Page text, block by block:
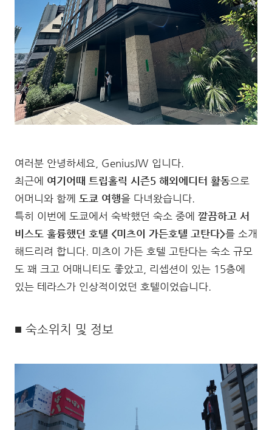
여러분 안녕하세요, GeniusJW 입니다.
최근에 여기어때 트립홀릭 시즌5 해외에디터 활동으로
어머니와 함께 도쿄 여행을 다녀왔습니다.
특히 이번에 도쿄에서 숙박했던 숙소 중에 깔끔하고 서
비스도 훌륭했던 호텔 <미츠이 가든호텔 고탄다>를 소개
해드리려 합니다. 미츠이 가든 호텔 고탄다는 숙소 규모
도 꽤 크고 어매니티도 좋았고, 리셉션이 있는 15층에
있는 테라스가 인상적이었던 호텔이었습니다.
■ 숙소위치 및 정보